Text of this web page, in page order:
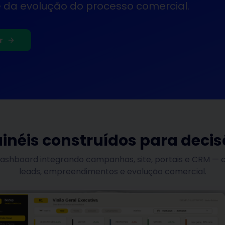
evolução do processo comercial.
construídos para
integrando campanhas, site, portais e CRM —
leads, empreendimentos e evolução comercial.